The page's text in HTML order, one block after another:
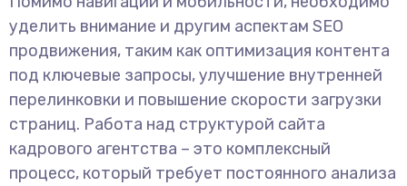
уделить внимание и другим аспектам SEO
продвижения, таким как оптимизация контента
под ключевые запросы, улучшение внутренней
перелинковки и повышение скорости загрузки
страниц. Работа над структурой сайта
кадрового агентства – это комплексный
процесс, который требует постоянного анализа